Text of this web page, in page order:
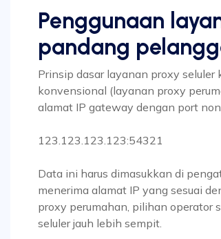
Penggunaan
pandang
Prinsip dasar layanan proxy
konvensional (layanan proxy
alamat IP gateway dengan port
123.123.123.123:54321
Data ini harus dimasukkan di
menerima alamat IP yang sesuai
proxy perumahan, pilihan operator
seluler jauh lebih sempit.